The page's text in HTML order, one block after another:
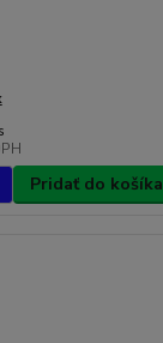
Pridať do košíka